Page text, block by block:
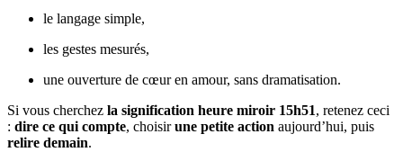
le langage simple,
les gestes mesurés,
une ouverture de cœur en amour, sans dramatisation.
Si vous cherchez la signification heure miroir 15h51, retenez ceci
: dire ce qui compte, choisirune petite action aujourd’hui, puis
relire demain.